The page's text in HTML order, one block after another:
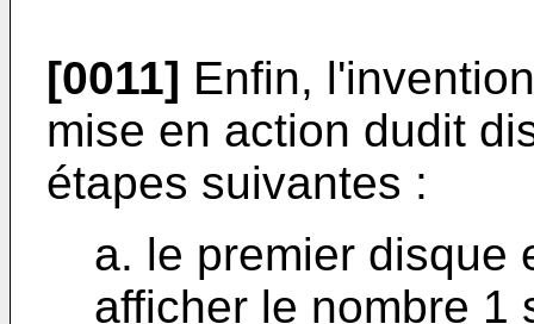
[0011] Enfin,
mise en action dudit
étapes suivantes :
a. le premier disque
afficher le nombre 1